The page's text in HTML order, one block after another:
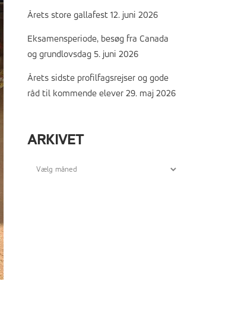
Årets store gallafest 12. juni 2026
Eksamensperiode, besøg fra Canada
og grundlovsdag 5. juni 2026
Årets sidste profilfagsrejser og gode
råd til kommende elever 29. maj 2026
ARKIVET
Arkivet